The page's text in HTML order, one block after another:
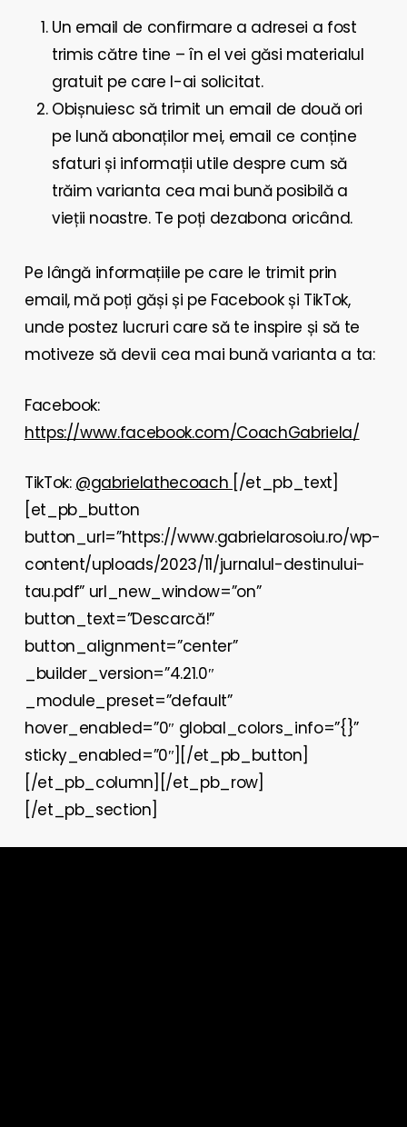
Un email de confirmare a adresei a fost
trimis către tine – în el vei găsi materialul
gratuit pe care l-ai solicitat.
Obișnuiesc să trimit un email de două ori
pe lună abonaților mei, email ce conține
sfaturi și informații utile despre cum să
trăim varianta cea mai bună posibilă a
vieții noastre. Te poți dezabona oricând.
Pe lângă informațiile pe care le trimit prin
email, mă poți găși și pe Facebook și TikTok,
unde postez lucruri care să te inspire și să te
motiveze să devii cea mai bună varianta a ta:
Facebook:
https://www.facebook.com/CoachGabriela/
TikTok: @gabrielathecoach [/et_pb_text]
[et_pb_button
button_url=”https://www.gabrielarosoiu.ro/wp-
content/uploads/2023/11/jurnalul-destinului-
tau.pdf” url_new_window=”on”
button_text=”Descarcă!”
button_alignment=”center”
_builder_version=”4.21.0″
_module_preset=”default”
hover_enabled=”0″ global_colors_info=”{}”
sticky_enabled=”0″][/et_pb_button]
[/et_pb_column][/et_pb_row]
[/et_pb_section]